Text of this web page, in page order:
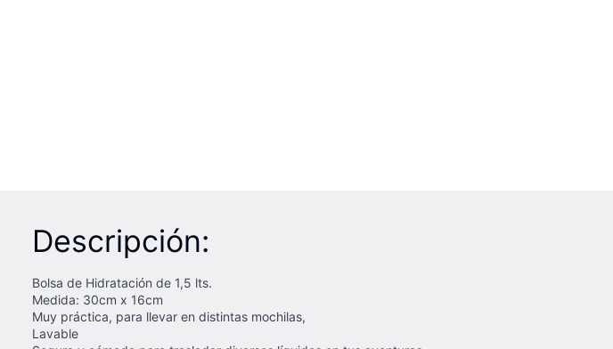
Descripción:
Bolsa de Hidratación de 1,5 lts.
Medida: 30cm x 16cm
Muy práctica, para llevar en distintas mochilas,
Lavable